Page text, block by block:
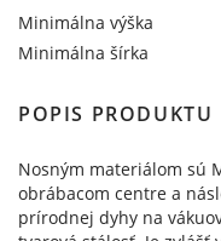
Minimálna výška
Minimálna šírka
POPIS PRODUKTU
Nosným materiálom sú
obrábacom centre a
prírodnej dyhy na